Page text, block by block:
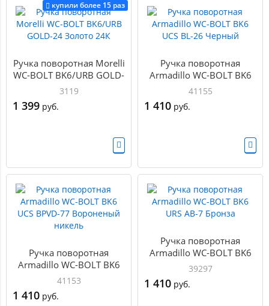
купили более 15 раз
Ручка поворотная Morelli
WC-BOLT BK6/URB GOLD-
24 Золото 24К
3119
1 399 руб.
Ручка поворотная
Armadillo WC-BOLT BK6
UCS BL-26 Черный
41155
1 410 руб.
Ручка поворотная
Armadillo WC-BOLT BK6
UCS BPVD-77 Вороненый
41153
1 410 руб.
Ручка поворотная
Armadillo WC-BOLT BK6
URS AB-7 Бронза
39297
1 410 руб.